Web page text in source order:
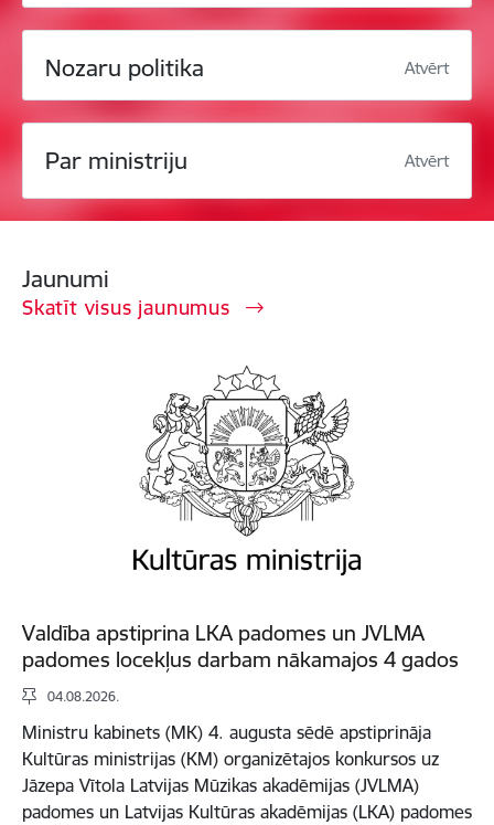
Nozaru politika Atvērt
Par ministriju Atvērt
Jaunumi
Skatīt visus jaunumus
Valdība apstiprina LKA padomes un JVLMA
padomes locekļus darbam nākamajos 4 gados
04.08.2026.
Ministru kabinets (MK) 4. augusta sēdē apstiprināja
Kultūras ministrijas (KM) organizētajos konkursos uz
Jāzepa Vītola Latvijas Mūzikas akadēmijas (JVLMA)
padomes un Latvijas Kultūras akadēmijas (LKA) padomes